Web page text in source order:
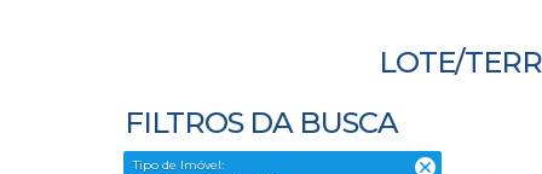
LOTE/
FILTROS DA BUSCA
Tipo de Imóvel: